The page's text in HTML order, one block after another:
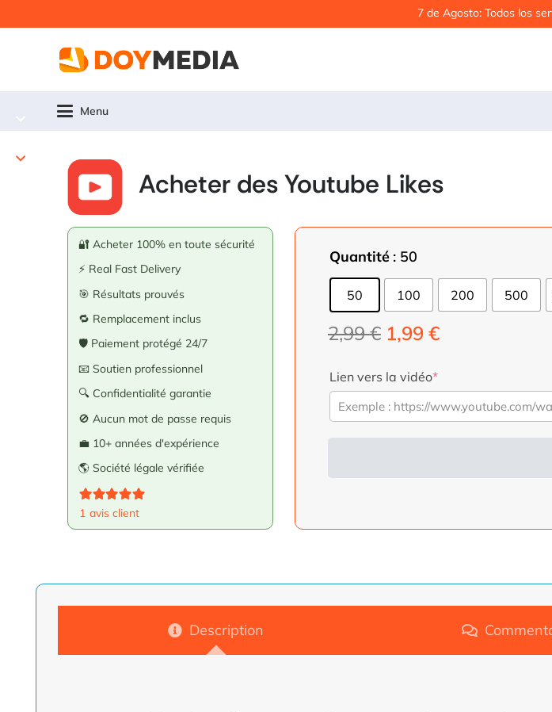
7 de Agosto: Todos los
Menu
Acheter des Youtube Likes
🔐 Acheter 100% en toute sécurité
⚡ Real Fast Delivery
🎯 Résultats prouvés
🔁 Remplacement inclus
🛡️ Paiement protégé 24/7
📧 Soutien professionnel
🔍 Confidentialité garantie
🚫 Aucun mot de passe requis
💼 10+ années d'expérience
🌎 Société légale vérifiée
Note5.00
1 avis client
Quantité : 50
50 100 200 500
2,99€ Le
initial
était
:
2,99
1,99 €Le
est
de
:
€.
Lien vers la vidéo*
Description